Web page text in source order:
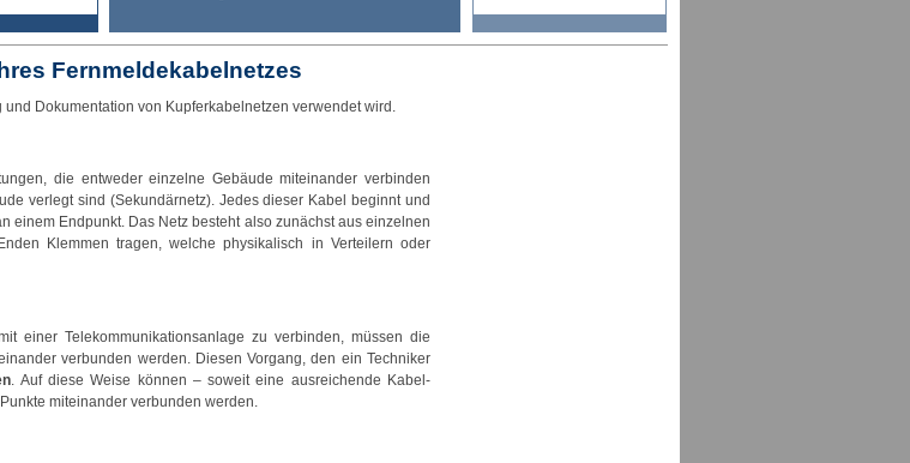
Fernmeldekabelnetzes
Dokumentation von Kupferkabelnetzen verwendet wird.
die entweder einzelne Gebäude miteinander verbinden
verlegt sind (Sekundärnetz). Jedes dieser Kabel beginnt und
einem Endpunkt. Das Netz besteht also zunächst aus einzelnen
Klemmen tragen, welche physikalisch in Verteilern oder
einer Telekommunikationsanlage zu verbinden, müssen die
verbunden werden. Diesen Vorgang, den ein Techniker
. Auf diese Weise können – soweit eine ausreichende Kabel-
miteinander verbunden werden.